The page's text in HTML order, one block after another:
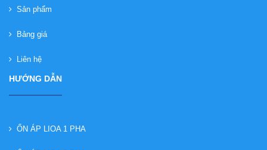
Sản phẩm
Bảng giá
Liên hệ
HƯỚNG DẪN
ỔN ÁP LIOA 1 PHA